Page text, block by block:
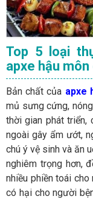
Top 5 loại
apxe hậu môn
Bản chất của apxe
mủ sưng cứng,
thời gian phát triển,
ngoài gây ẩm ướt,
chú ý vệ sinh và ăn
nghiêm trọng hơn,
nhiều phiền toái
có hại cho người